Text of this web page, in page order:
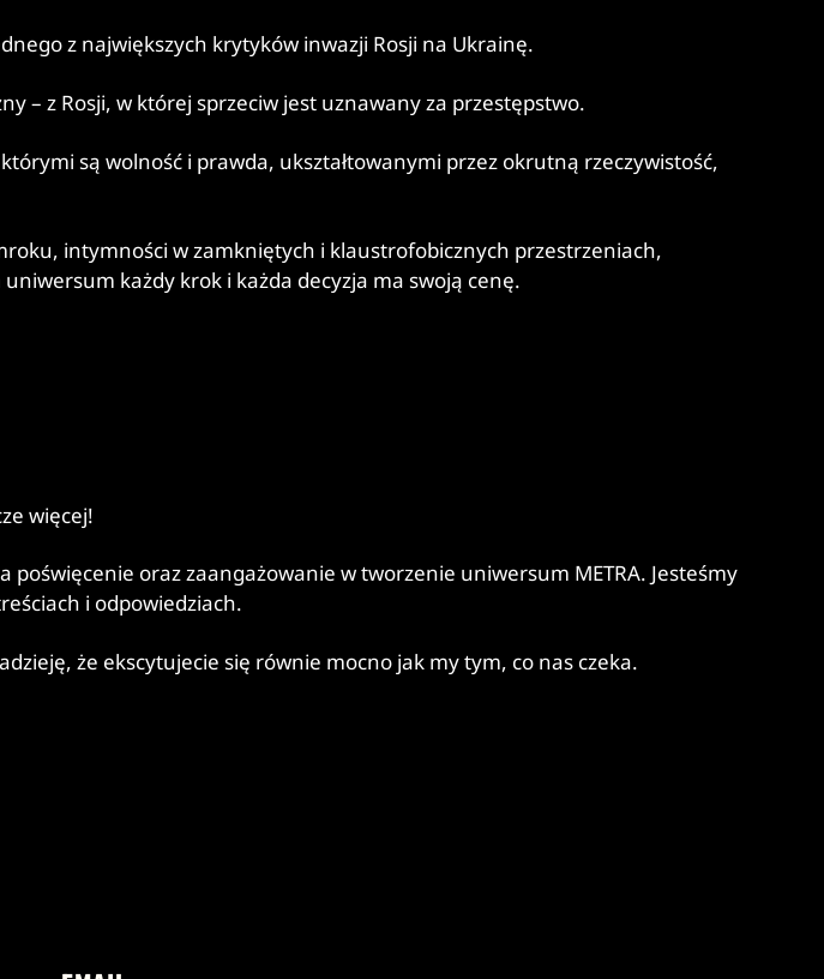
z największych krytyków inwazji Rosji na Ukrainę.
– z Rosji, w której sprzeciw jest uznawany za przestępstwo.
są wolność i prawda, ukształtowanymi przez okrutną rzeczywistość,
intymności w zamkniętych i klaustrofobicznych przestrzeniach,
każdy krok i każda decyzja ma swoją cenę.
więcej!
poświęcenie oraz zaangażowanie w tworzenie uniwersum METRA. Jesteśmy
i odpowiedziach.
że ekscytujecie się równie mocno jak my tym, co nas czeka.